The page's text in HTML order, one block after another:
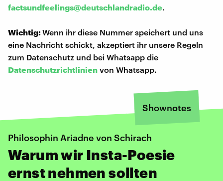
factsundfeelings@deutschlandradio.de.
Wichtig:Wenn ihr diese Nummer speichert und uns
eine Nachricht schickt, akzeptiert ihr unsere Regeln
zum Datenschutz und bei Whatsapp die
Datenschutzrichtlinien von Whatsapp.
Shownotes
Philosophin Ariadne von Schirach
Warum wir Insta-Poesie
ernst nehmen sollten